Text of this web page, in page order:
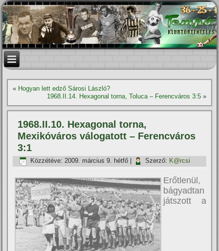
« Hogyan lett edző Sárosi László?
1968.II.14. Hexagonal torna, Toluca – Ferencváros 3:5»
1968.II.10. Hexagonal torna,
Mexikóváros válogatott – Ferencváros
3:1
Közzétéve: 2009. március 9. hétfő Szerző: K@rcsi
Erőtlenül,
bágyadtan
játszott a